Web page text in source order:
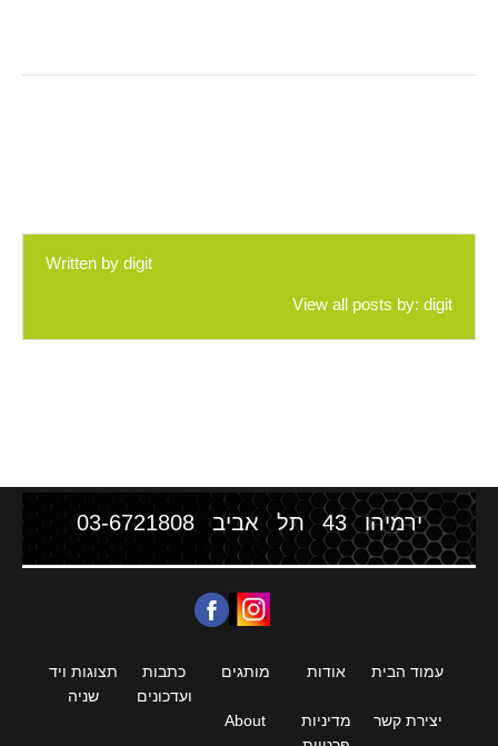
Written by digit
View all posts by: digit
ירמיהו 43 תל אביב 03-6721808
עמוד הבית אודות מותגים
כתבות
ועדכונים
תצוגות ויד
שניה
יצירת קשר
מדיניות
About